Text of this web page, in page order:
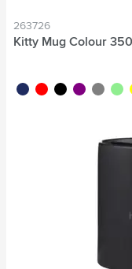
263726
Kitty Mug Colour 350
marine foncé
rouge rouge
noir pourpre
gris vert